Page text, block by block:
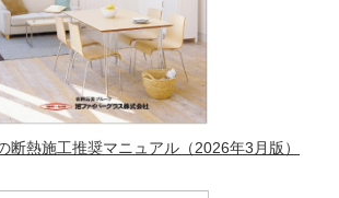
断熱施工推奨マニュアル（2026年3月版）